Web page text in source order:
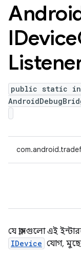
IDevice
public static
যে ক্লাসগুলো এই
IDevice যোগ,